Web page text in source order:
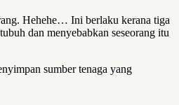
Hehehe… Ini berlaku kerana tiga
dan menyebabkan seseorang itu
sumber tenaga yang